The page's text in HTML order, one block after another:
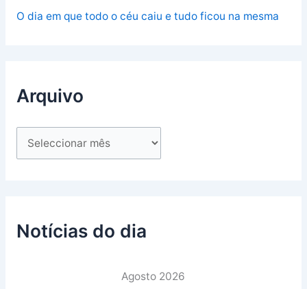
O dia em que todo o céu caiu e tudo ficou na mesma
Arquivo
Notícias do dia
Agosto 2026